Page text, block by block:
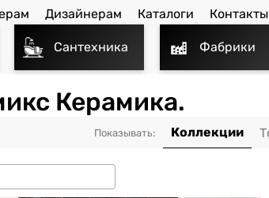
Дизайнерам Каталоги Контакты
Сантехника Фабрики
Керамика.